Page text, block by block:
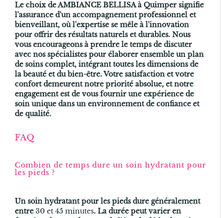
Le choix de AMBIANCE BELLISA à Quimper signifie
l'assurance d'un accompagnement professionnel et
bienveillant, où l'expertise se mêle à l'innovation
pour offrir des résultats naturels et durables. Nous
vous encourageons à prendre le temps de discuter
avec nos spécialistes pour élaborer ensemble un plan
de soins complet, intégrant toutes les dimensions de
la beauté et du bien-être. Votre satisfaction et votre
confort demeurent notre priorité absolue, et notre
engagement est de vous fournir une expérience de
soin unique dans un environnement de confiance et
de qualité.
FAQ
Combien de temps dure un soin hydratant pour
les pieds ?
Un soin hydratant pour les pieds dure généralement
entre 30 et 45 minutes. La durée peut varier en